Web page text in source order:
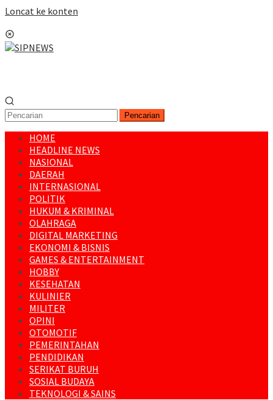
Loncat ke konten
Pencarian
HOME
HEADLINE NEWS
NASIONAL
DAERAH
INTERNASIONAL
POLITIK
HUKUM & KRIMINAL
OLAHRAGA
DIGITAL MARKETING
EKONOMI & BISNIS
GAMES & ENTERTAINMENT
HOBBY
KESEHATAN
KULINIER
MILITER
OPINI
OTOMOTIF
PEMERINTAHAN
PENDIDIKAN
SERIKAT BURUH
SOSIAL BUDAYA
TEKNOLOGI & SAINS